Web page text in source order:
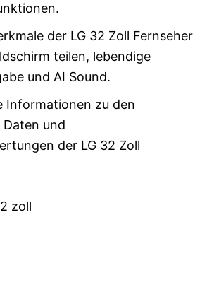
der LG 32 Zoll Fernseher
teilen, lebendige
und AI Sound.
Informationen zu den
und
der LG 32 Zoll